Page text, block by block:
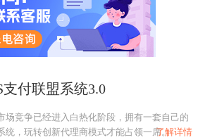
支付联盟系统3.0
场竞争已经进入白热化阶段，拥有一套自己的
统，玩转创新代理商模式才能占领一席。了解详情